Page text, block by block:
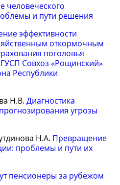
человеческого
и пути решения
эффективности
откормочным
поголовья
Совхоз «Рощинский»
Республики
Н.В. Диагностика
угрозы
Н.А. Превращение
проблемы и пути их
пенсионеры за рубежом